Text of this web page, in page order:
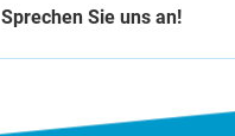
Sprechen Sie uns an!